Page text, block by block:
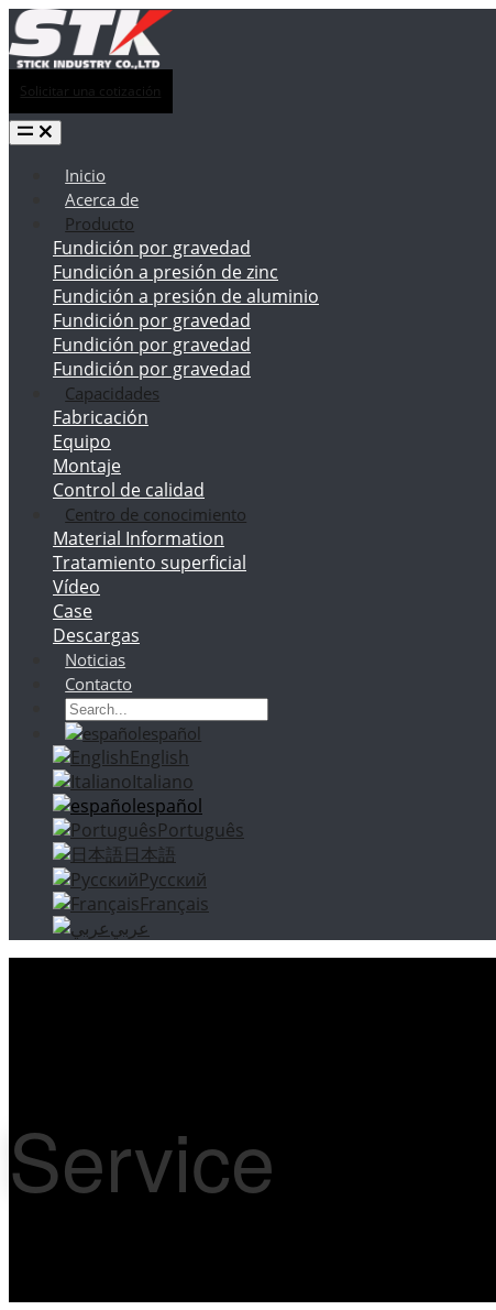
Solicitar una cotización
Inicio
Acerca de
Producto
Fundición por gravedad
Fundición a presión de zinc
Fundición a presión de aluminio
Fundición por gravedad
Fundición por gravedad
Fundición por gravedad
Capacidades
Fabricación
Equipo
Montaje
Control de calidad
Centro de conocimiento
Material Information
Tratamiento superficial
Vídeo
Case
Descargas
Noticias
Contacto
español
English
Italiano
español
Português
日本語
Русский
Français
عربي
Service